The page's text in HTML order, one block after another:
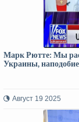
Марк Рютте: Мы
Украины,
Август 19 2025